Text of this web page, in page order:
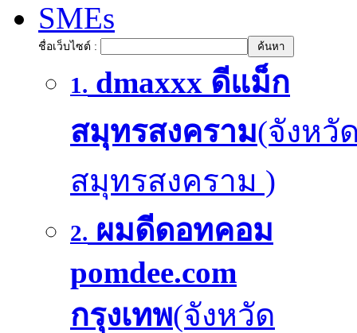
SMEs
ชื่อเว็บไซต์ :
1. dmaxxx ดีแม็ก
สมุทรสงคราม(จังหวั
สมุทรสงคราม )
2. ผมดีดอทคอม
pomdee.com
กรุงเทพ(จังหวัด